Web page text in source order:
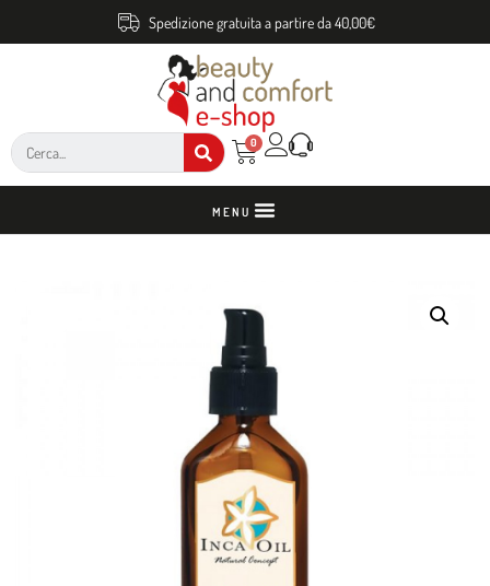
Spedizione gratuita a partire da 40,00€
0
MENU